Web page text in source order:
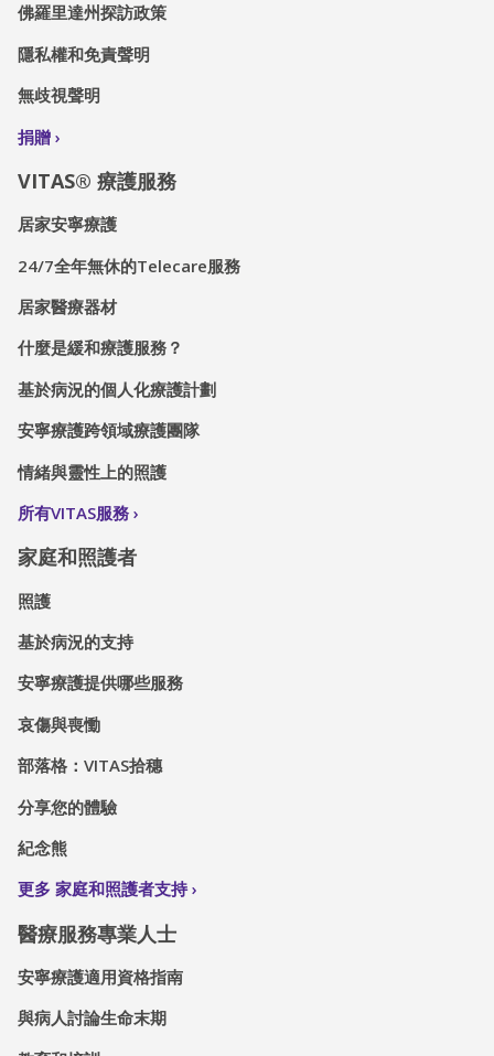
佛羅里達州探訪政策
隱私權和免責聲明
無歧視聲明
捐贈
VITAS® 療護服務
居家安寧療護
24/7全年無休的Telecare服務
居家醫療器材
什麼是緩和療護服務？
基於病況的個人化療護計劃
安寧療護跨領域療護團隊
情緒與靈性上的照護
所有VITAS服務
家庭和照護者
照護
基於病況的支持
安寧療護提供哪些服務
哀傷與喪慟
部落格：VITAS拾穗
分享您的體驗
紀念熊
更多 家庭和照護者支持
醫療服務專業人士
安寧療護適用資格指南
與病人討論生命末期